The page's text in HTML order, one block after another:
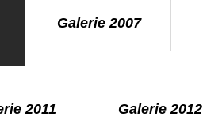
Galerie 2007
2011 Galerie 2012